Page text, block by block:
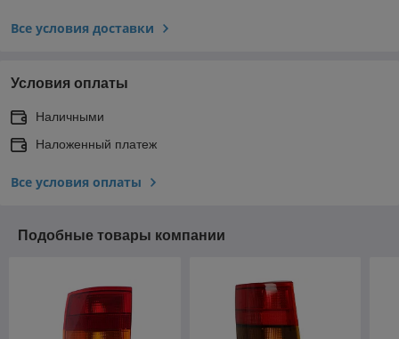
Все условия доставки
Условия оплаты
Наличными
Наложенный платеж
Все условия оплаты
Подобные товары компании